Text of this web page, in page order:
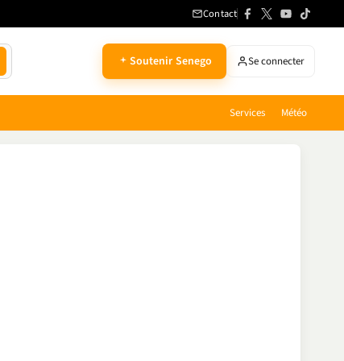
Contact
Soutenir Senego Se connecter
Services Météo